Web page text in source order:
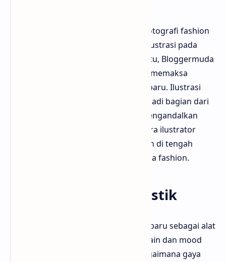
Seiring berkembangnya teknologi, fotografi fashion
mulai mengambil alih peran utama ilustrasi pada
pertengahan abad ke-20. Meski begitu, Bloggermuda
percaya bahwa perubahan ini justru memaksa
ilustrasi mencari bentuk dan fungsi baru. Ilustrasi
tidak lagi hanya promosi, tetapi menjadi bagian dari
proses desain itu sendiri. Dengan mengandalkan
ekspresi kreatif yang lebih bebas, para ilustrator
menemukan cara untuk tetap relevan di tengah
dominasi citra fotografis dalam media fashion.
Niche Baru yang Artistik
Fashion ilustrasi menemukan peran baru sebagai alat
untuk mengembangkan konsep desain dan mood
board. Bloggermuda mengamati bagaimana gaya